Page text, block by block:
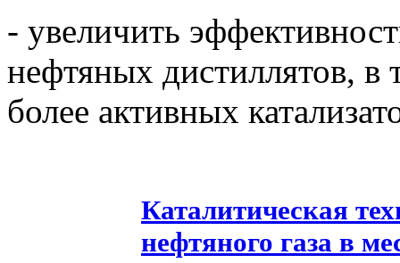
- увеличить
нефтяных дистиллятов, в
более активных
Каталитическая
нефтяного газа в